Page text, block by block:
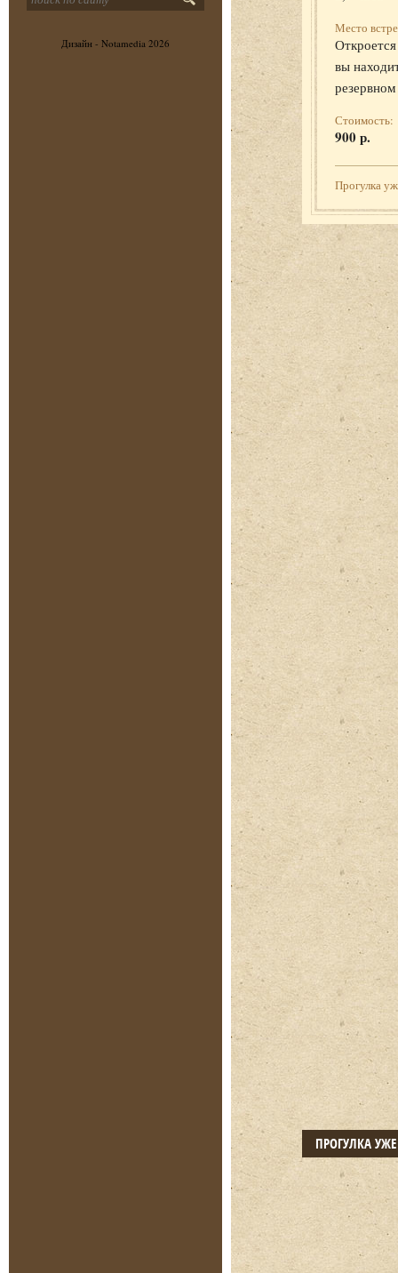
Дизайн - Notamedia 2026
Место
вы
Стоимость:
900 р.
Прогулка
ПРОГУЛКА